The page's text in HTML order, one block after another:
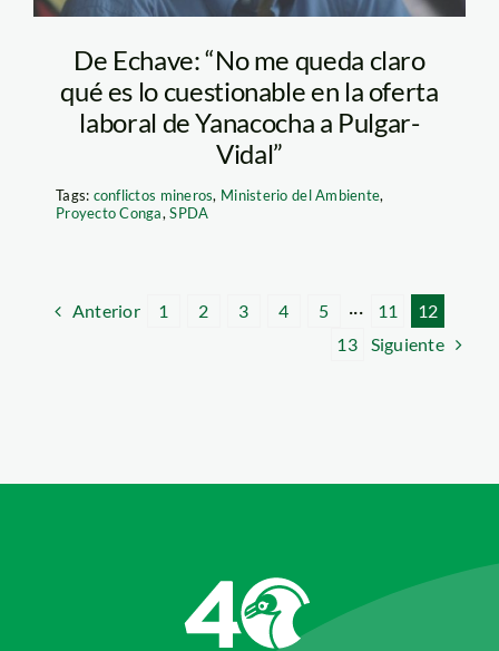
De Echave: “No me queda claro
qué es lo cuestionable en la oferta
laboral de Yanacocha a Pulgar-
Vidal”
Tags: conflictos mineros, Ministerio del Ambiente,
Proyecto Conga,SPDA
Anterior 1 2 3 4 5 ··· 11
12
13
Siguiente